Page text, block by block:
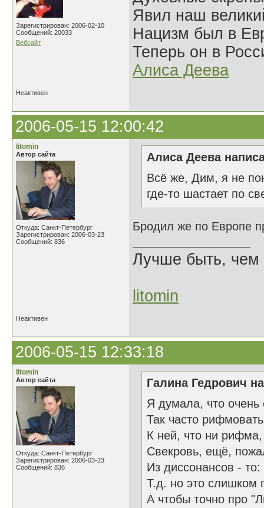
Зарегистрирован: 2006-02-10
Сообщений: 20033
Вебсайт
Явил наш
Нацизм был в
Теперь он в
Алиса Деева
Неактивен
2006-05-15 12:00:42
litomin
Автор сайта
Откуда: Санкт-Петербург
Зарегистрирован: 2006-03-23
Сообщений: 836
Алиса Деева
Всё же, Дим, я не
где-то шастает по
Бродил же по Европе
Лучше быть, чем
litomin
Неактивен
2006-05-15 12:33:18
litomin
Автор сайта
Откуда: Санкт-Петербург
Зарегистрирован: 2006-03-23
Сообщений: 836
Галина Гедрович
Я думала, что очень
Так часто
К ней, что ни рифма,
Свекровь, ещё,
Из диссонансов - то:
Т.д. но это слишком
А чтобы точно про